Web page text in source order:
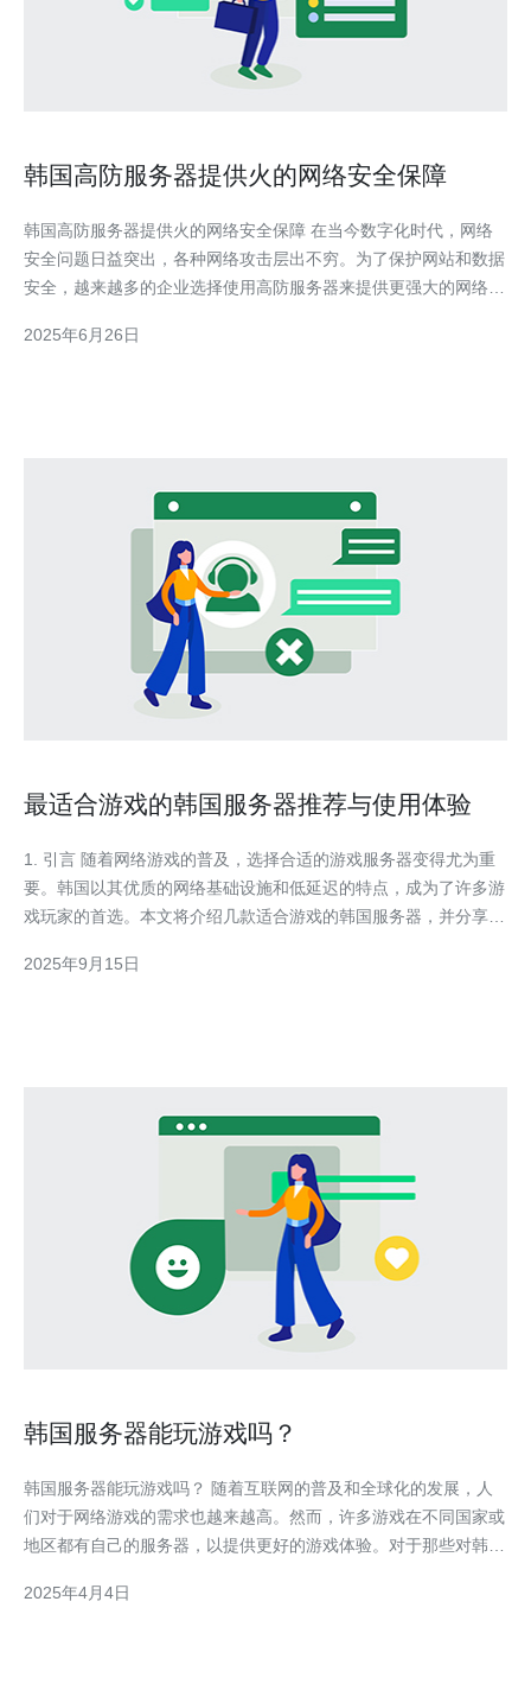
韩国高防服务器提供火的网络安全保障
韩国高防服务器提供火的网络安全保障 在当今数字化时代，网络
安全问题日益突出，各种网络攻击层出不穷。为了保护网站和数据
安全，越来越多的企业选择使用高防服务器来提供更强大的网络安
瞩目。 韩国高防服务器以其高性能、高稳定性和高安全性著称。
2025年6月26日
最适合游戏的韩国服务器推荐与使用体验
1. 引言 随着网络游戏的普及，选择合适的游戏服务器变得尤为重
要。韩国以其优质的网络基础设施和低延迟的特点，成为了许多游
戏玩家的首选。本文将介绍几款适合游戏的韩国服务器，并分享用
地区的服务器，具有以下几个明显的优势：
2025年9月15日
韩国服务器能玩游戏吗？
韩国服务器能玩游戏吗？ 随着互联网的普及和全球化的发展，人
们对于网络游戏的需求也越来越高。然而，许多游戏在不同国家或
地区都有自己的服务器，以提供更好的游戏体验。对于那些对韩国
2025年4月4日